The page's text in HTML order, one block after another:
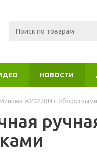
НОВОСТИ
W2027BN с